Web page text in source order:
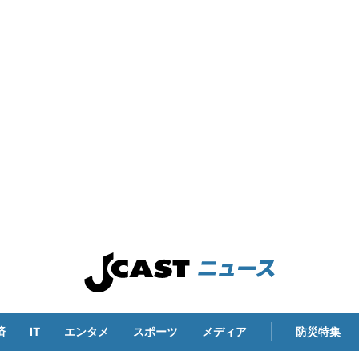
IT エンタメ スポーツ メディア 防災特集